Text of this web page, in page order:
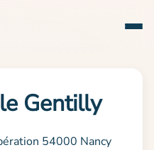
Gentilly
54000 Nancy